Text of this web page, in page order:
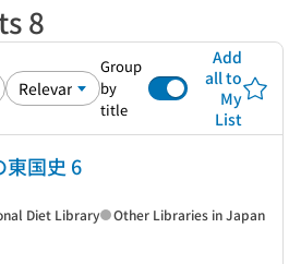
8
Group
by
title
Add
all to
My
List
東国史 6
Diet Library Other Libraries in Japan